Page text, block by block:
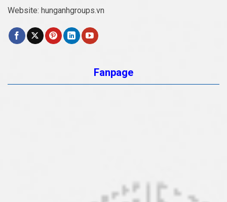
Website: hunganhgroups.vn
Fanpage